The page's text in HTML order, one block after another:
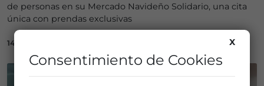
de personas en su Mercado Navideño Solidario, una cita
única con prendas exclusivas
14/12/2025 X
Consentimiento de Cookies